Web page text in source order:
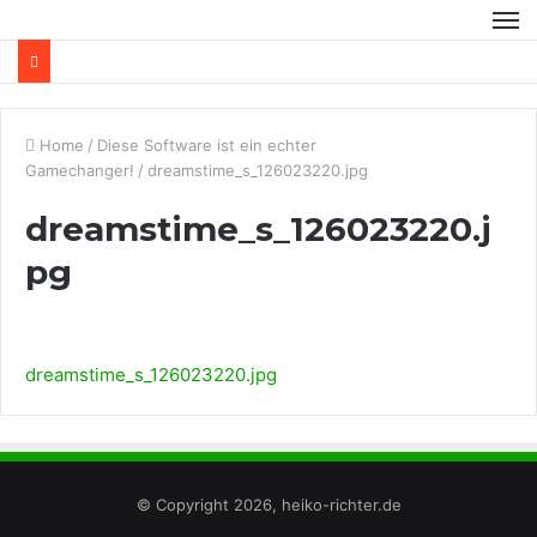
Home / Diese Software ist ein echter
Gamechanger! / dreamstime_s_126023220.jpg
dreamstime_s_126023220.j
pg
dreamstime_s_126023220.jpg
© Copyright 2026, heiko-richter.de